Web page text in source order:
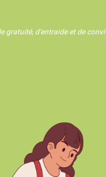
gratuité, d’entraide et de